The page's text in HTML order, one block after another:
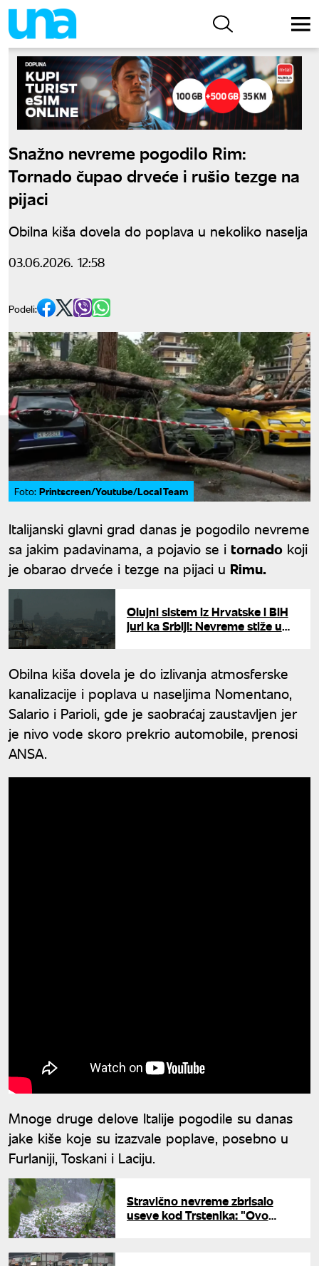
Snažno nevreme pogodilo Rim:
Tornado čupao drveće i rušio tezge na
pijaci
Obilna kiša dovela do poplava u nekoliko naselja
03.06.2026. 12:58
Podeli:
Foto: Printscreen/Youtube/Local Team
Italijanski glavni grad danas je pogodilo nevreme
sa jakim padavinama, a pojavio se i tornado koji
je obarao drveće i tezge na pijaci u Rimu.
Olujni sistem iz Hrvatske i BiH
juri ka Srbiji: Nevreme stiže u
Obilna kiša dovela je do izlivanja atmosferske
kanalizacije i poplava u naseljima Nomentano,
Salario i Parioli, gde je saobraćaj zaustavljen jer
je nivo vode skoro prekrio automobile, prenosi
ANSA.
Mnoge druge delove Italije pogodile su danas
jake kiše koje su izazvale poplave, posebno u
Furlaniji, Toskani i Laciju.
Stravično nevreme zbrisalo
useve kod Trstenika: "Ovo